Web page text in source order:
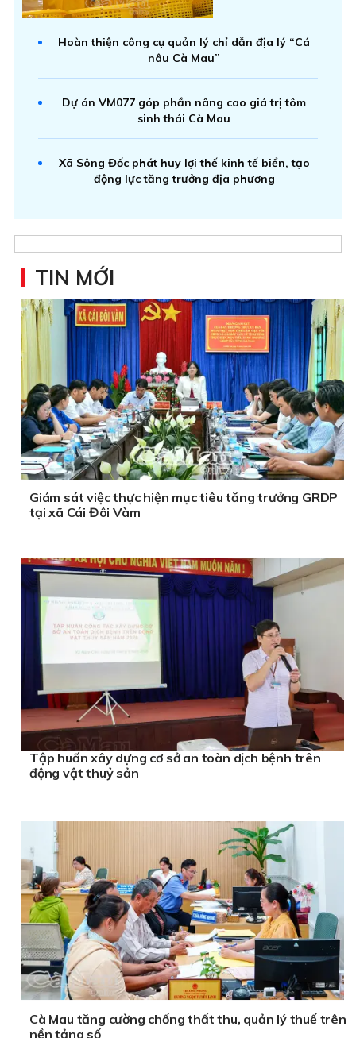
Hoàn thiện công cụ quản lý chỉ dẫn địa lý “Cá
nâu Cà Mau”
Dự án VM077 góp phần nâng cao giá trị tôm
sinh thái Cà Mau
Xã Sông Đốc phát huy lợi thế kinh tế biển, tạo
động lực tăng trưởng địa phương
TIN MỚI
Giám sát việc thực hiện mục tiêu tăng trưởng GRDP
tại xã Cái Đôi Vàm
Tập huấn xây dựng cơ sở an toàn dịch bệnh trên
động vật thuỷ sản
Cà Mau tăng cường chống thất thu, quản lý thuế trên
nền tảng số